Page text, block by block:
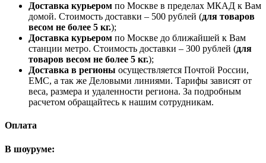
Доставка курьером по Москве в пределах МКАД к Вам
домой. Стоимость доставки – 500 рублей (для товаров
весом не более 5 кг.);
Доставка курьером по Москве до ближайшей к Вам
станции метро. Стоимость доставки – 300 рублей (для
товаров весом не более 5 кг.);
Доставка в регионы осуществляется Почтой России,
ЕМС, а так же Деловыми линиями. Тарифы зависят от
веса, размера и удаленности региона. За подробным
расчетом обращайтесь к нашим сотрудникам.
Оплата
В шоуруме: